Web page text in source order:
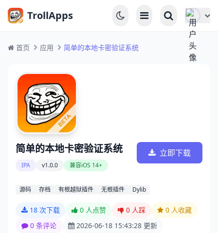
TrollApps
首页 应用 简单的本地卡密验证系统
简单的本地卡密验证系统
IPA v1.0.0 兼容iOS 14+
立即下载
源码 存档 有根越狱插件 无根插件 Dylib
18 次下载 0 人点赞 0 人踩 0 人收藏
0 条评论
2026-06-18 15:43:28 更新